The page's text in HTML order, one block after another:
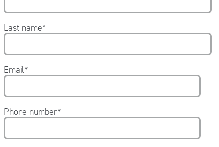
Last name*
Email*
Phone number*